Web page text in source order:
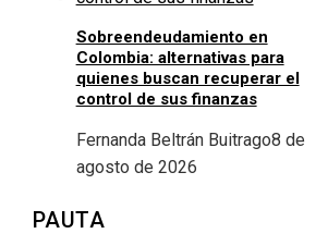
Sobreendeudamiento en
Colombia: alternativas para
quienes buscan recuperar el
control de sus finanzas
Fernanda Beltrán Buitrago8 de
agosto de 2026
PAUTA